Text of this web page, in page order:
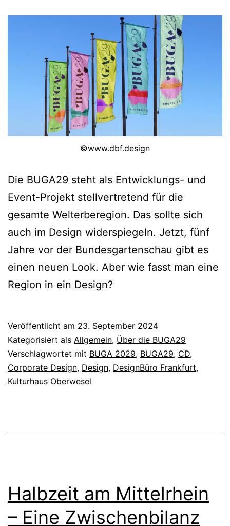
©www.dbf.design
Die BUGA29 steht als Entwicklungs- und
Event-Projekt stellvertretend für die
gesamte Welterberegion. Das sollte sich
auch im Design widerspiegeln. Jetzt, fünf
Jahre vor der Bundesgartenschau gibt es
einen neuen Look. Aber wie fasst man eine
Region in ein Design?
Veröffentlicht am 23. September 2024
Kategorisiert als Allgemein, Über die BUGA29
Verschlagwortet mit BUGA 2029, BUGA29, CD,
Corporate Design, Design, DesignBüro Frankfurt,
Kulturhaus Oberwesel
Halbzeit am Mittelrhein
– Eine Zwischenbilanz